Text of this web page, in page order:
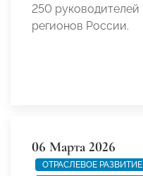
250 руководителей
регионов России.
06 Марта 2026
ОТРАСЛЕВОЕ РАЗВИТИЕ